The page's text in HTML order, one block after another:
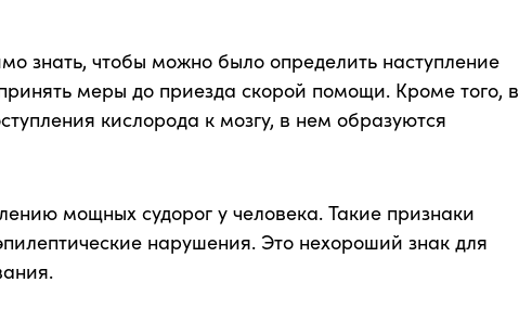
знать, чтобы можно было определить наступление
меры до приезда скорой помощи. Кроме того, в
кислорода к мозгу, в нем образуются
мощных судорог у человека. Такие признаки
нарушения. Это нехороший знак для